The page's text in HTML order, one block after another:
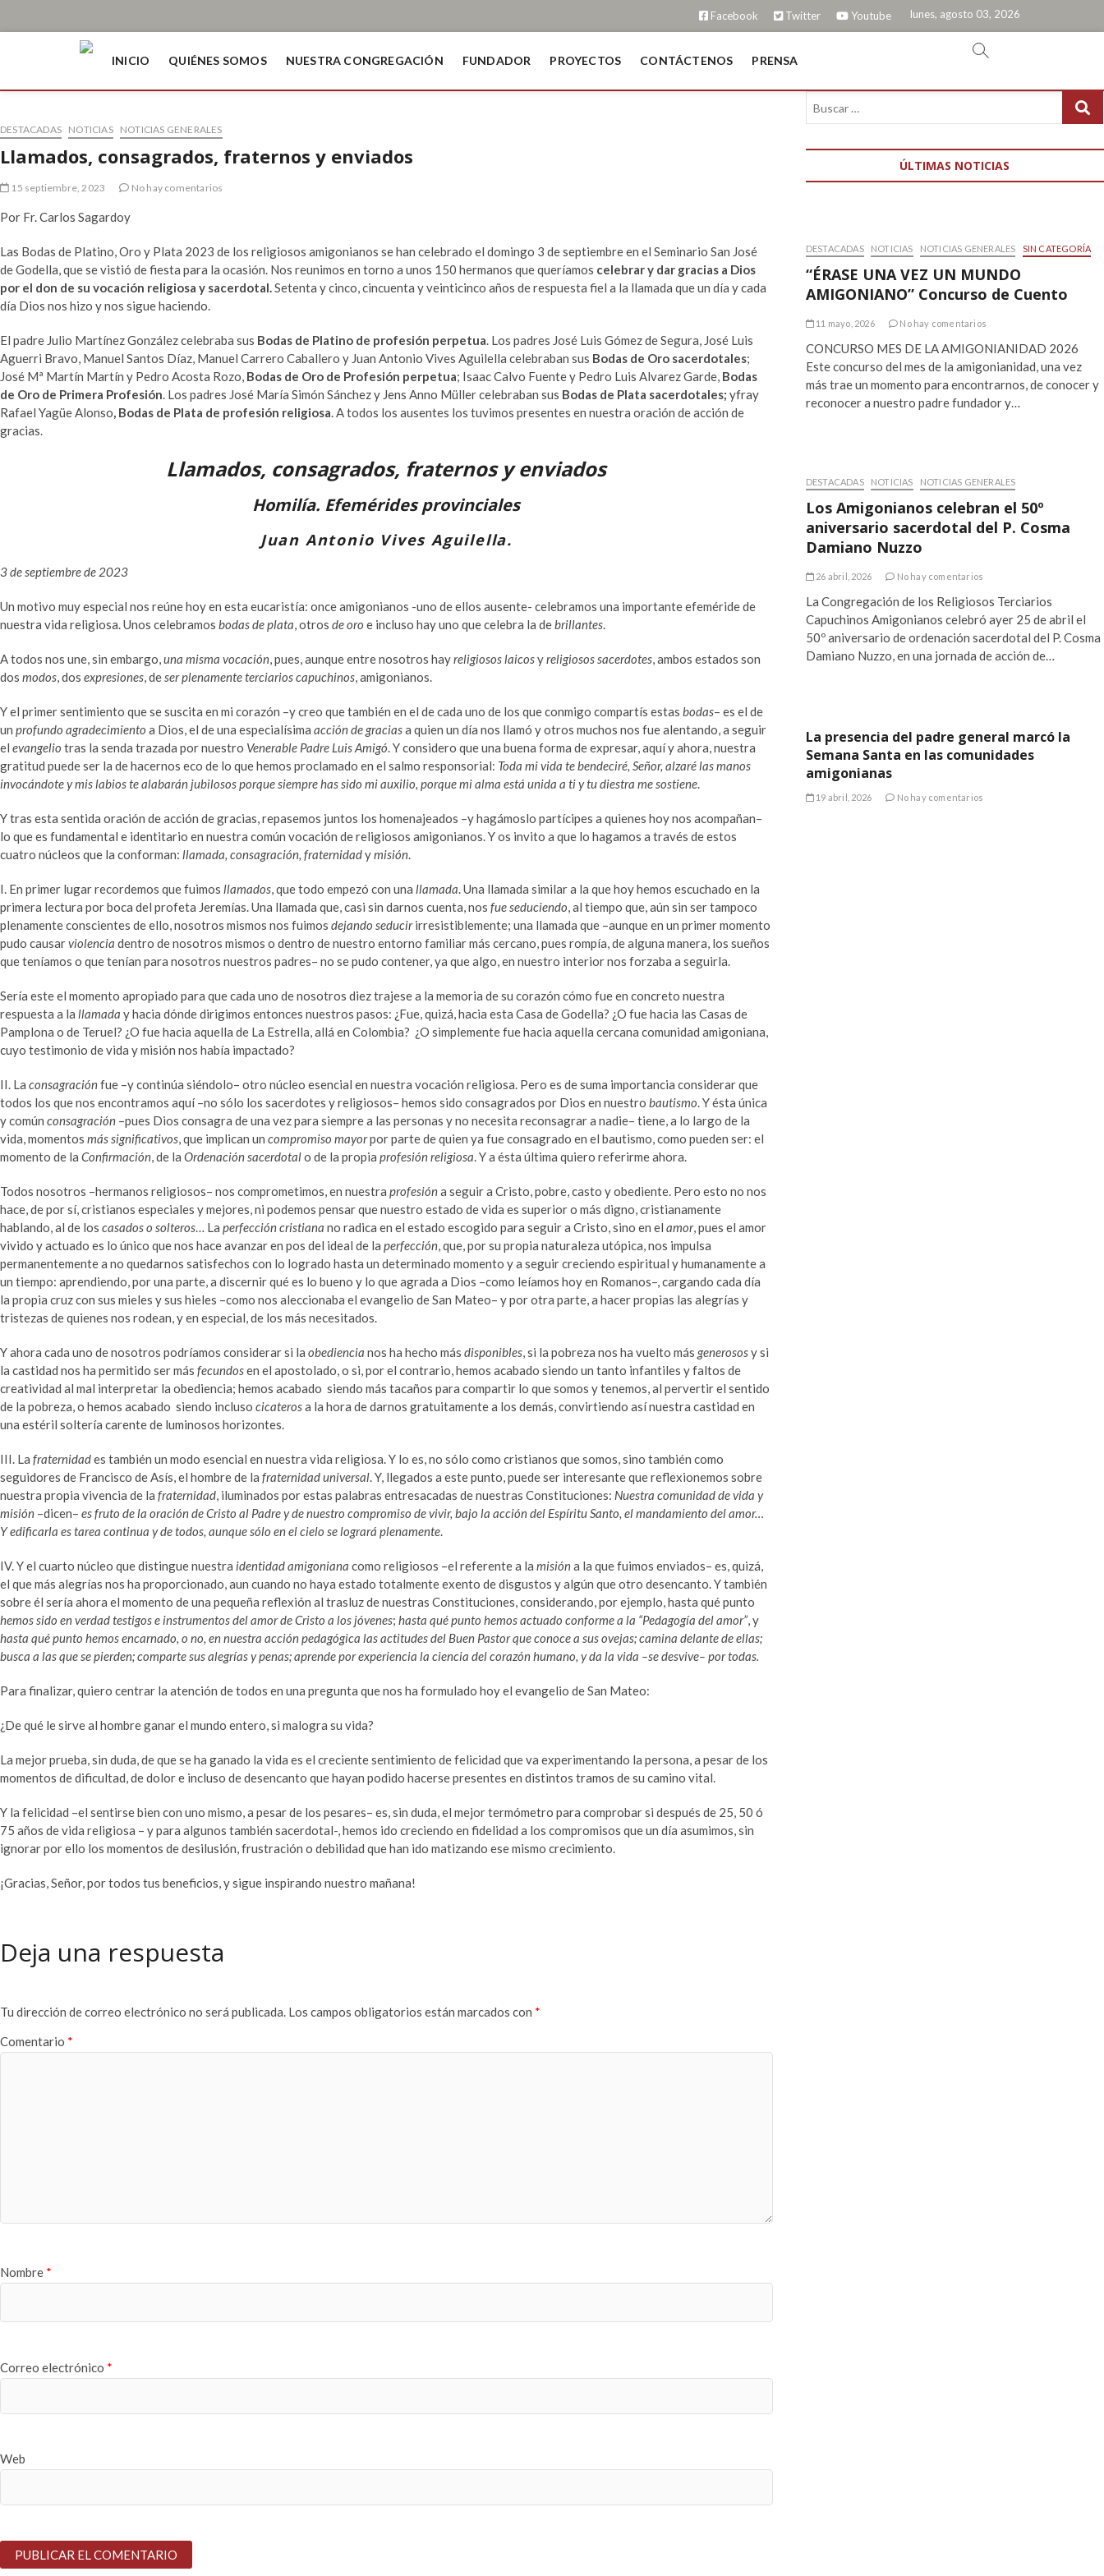
lunes, agosto 03, 2026
Facebook Twitter Youtube
INICIO QUIÉNES SOMOS NUESTRA CONGREGACIÓN FUNDADOR PROYECTOS CONTÁCTENOS PRENSA
DESTACADAS NOTICIAS NOTICIAS GENERALES
Llamados, consagrados, fraternos y enviados
15 septiembre, 2023 No hay comentarios
Por Fr. Carlos Sagardoy
Las Bodas de Platino, Oro y Plata 2023 de los religiosos amigonianos se han celebrado el domingo 3 de septiembre en el Seminario San José
de Godella, que se vistió de fiesta para la ocasión. Nos reunimos en torno a unos 150 hermanos que queríamos celebrar y dar gracias a Dios
por el don de su vocación religiosa y sacerdotal.Setenta y cinco, cincuenta y veinticinco años de respuesta fiel a la llamada que un día y cada
día Dios nos hizo y nos sigue haciendo.
El padre Julio Martínez González celebraba sus Bodas de Platino de profesión perpetua. Los padres José Luis Gómez de Segura, José Luis
Aguerri Bravo, Manuel Santos Díaz, Manuel Carrero Caballero y Juan Antonio Vives Aguilella celebraban sus Bodas de Oro sacerdotales;
José Mª Martín Martín y Pedro Acosta Rozo, Bodas de Oro de Profesión perpetua; Isaac Calvo Fuente y Pedro Luis Alvarez Garde, Bodas
de Oro de Primera Profesión. Los padres José María Simón Sánchez y Jens Anno Müller celebraban sus Bodas de Plata sacerdotales; yfray
Rafael Yagüe Alonso, Bodas de Plata de profesión religiosa. A todos los ausentes los tuvimos presentes en nuestra oración de acción de
gracias.
Llamados, consagrados, fraternos y enviados
Homilía. Efemérides provinciales
Juan Antonio Vives Aguilella.
3 de septiembre de 2023
Un motivo muy especial nos reúne hoy en esta eucaristía: once amigonianos -uno de ellos ausente- celebramos una importante efeméride de
nuestra vida religiosa. Unos celebramos bodas de plata, otros de oro e incluso hay uno que celebra la debrillantes.
A todos nos une, sin embargo,una misma vocación, pues, aunque entre nosotros hayreligiosos laicosyreligiosos sacerdotes, ambos estados son
dos modos, dos expresiones, deser plenamente terciarios capuchinos, amigonianos.
Y el primer sentimiento que se suscita en mi corazón –y creo que también en el de cada uno de los que conmigo compartís estas bodas– es el de
un profundo agradecimiento a Dios, el de una especialísima acción de graciasa quien un día nos llamó y otros muchos nos fue alentando, a seguir
el evangelio tras la senda trazada por nuestro Venerable Padre Luis Amigó. Y considero que una buena forma de expresar, aquí y ahora, nuestra
gratitud puede ser la de hacernos eco de lo que hemos proclamado en el salmo responsorial: Toda mi vida te bendeciré, Señor, alzaré las manos
invocándote y mis labios te alabarán jubilosos porque siempre has sido mi auxilio, porque mi alma está unida a ti y tu diestra me sostiene.
Y tras esta sentida oración de acción de gracias, repasemos juntos los homenajeados –y hagámoslo partícipes a quienes hoy nos acompañan–
lo que es fundamental e identitario en nuestra común vocación de religiosos amigonianos. Y os invito a que lo hagamos a través de estos
cuatro núcleos que la conforman: llamada, consagración, fraternidadymisión.
I. En primer lugar recordemos que fuimos llamados, que todo empezó con una llamada. Una llamada similar a la que hoy hemos escuchado en la
primera lectura por boca del profeta Jeremías. Una llamada que, casi sin darnos cuenta, nos fue seduciendo, al tiempo que, aún sin ser tampoco
plenamente conscientes de ello, nosotros mismos nos fuimos dejando seducirirresistiblemente; una llamada que –aunque en un primer momento
pudo causarviolencia dentro de nosotros mismos o dentro de nuestro entorno familiar más cercano, pues rompía, de alguna manera, los sueños
que teníamos o que tenían para nosotros nuestros padres– no se pudo contener, ya que algo, en nuestro interior nos forzaba a seguirla.
Sería este el momento apropiado para que cada uno de nosotros diez trajese a la memoria de su corazón cómo fue en concreto nuestra
respuesta a la llamada y hacia dónde dirigimos entonces nuestros pasos: ¿Fue, quizá, hacia esta Casa de Godella? ¿O fue hacia las Casas de
Pamplona o de Teruel? ¿O fue hacia aquella de La Estrella, allá en Colombia? ¿O simplemente fue hacia aquella cercana comunidad amigoniana,
cuyo testimonio de vida y misión nos había impactado?
II. La consagraciónfue –y continúa siéndolo– otro núcleo esencial en nuestra vocación religiosa. Pero es de suma importancia considerar que
todos los que nos encontramos aquí –no sólo los sacerdotes y religiosos– hemos sido consagrados por Dios en nuestro bautismo. Y ésta única
y común consagración –pues Dios consagra de una vez para siempre a las personas y no necesita reconsagrar a nadie– tiene, a lo largo de la
vida, momentos más significativos, que implican un compromiso mayorpor parte de quien ya fue consagrado en el bautismo, como pueden ser: el
momento de la Confirmación, de la Ordenación sacerdotalo de la propia profesión religiosa. Y a ésta última quiero referirme ahora.
Todos nosotros –hermanos religiosos– nos comprometimos, en nuestra profesióna seguir a Cristo, pobre, casto y obediente. Pero esto no nos
hace, de por sí, cristianos especiales y mejores, ni podemos pensar que nuestro estado de vida es superior o más digno, cristianamente
hablando, al de los casados o solteros… La perfección cristiana no radica en el estado escogido para seguir a Cristo, sino en el amor, pues el amor
vivido y actuado es lo único que nos hace avanzar en pos del ideal de la perfección, que, por su propia naturaleza utópica, nos impulsa
permanentemente a no quedarnos satisfechos con lo logrado hasta un determinado momento y a seguir creciendo espiritual y humanamente a
un tiempo: aprendiendo, por una parte, a discernir qué es lo bueno y lo que agrada a Dios –como leíamos hoy en Romanos–, cargando cada día
la propia cruz con sus mieles y sus hieles –como nos aleccionaba el evangelio de San Mateo– y por otra parte, a hacer propias las alegrías y
tristezas de quienes nos rodean, y en especial, de los más necesitados.
Y ahora cada uno de nosotros podríamos considerar si la obediencia nos ha hecho más disponibles, si la pobreza nos ha vuelto más generososy si
la castidad nos ha permitido ser más fecundosen el apostolado, o si, por el contrario, hemos acabado siendo un tanto infantiles y faltos de
creatividad al mal interpretar la obediencia; hemos acabado siendo más tacaños para compartir lo que somos y tenemos, al pervertir el sentido
de la pobreza, o hemos acabado siendo incluso cicaterosa la hora de darnos gratuitamente a los demás, convirtiendo así nuestra castidad en
una estéril soltería carente de luminosos horizontes.
III. La fraternidades también un modo esencial en nuestra vida religiosa. Y lo es, no sólo como cristianos que somos, sino también como
seguidores de Francisco de Asís, el hombre de la fraternidad universal. Y, llegados a este punto, puede ser interesante que reflexionemos sobre
nuestra propia vivencia de la fraternidad, iluminados por estas palabras entresacadas de nuestras Constituciones: Nuestra comunidad de vida y
misión –dicen– es fruto de la oración de Cristo al Padre y de nuestro compromiso de vivir, bajo la acción del Espíritu Santo, el mandamiento del amor…
Y edificarla es tarea continua y de todos, aunque sólo en el cielo se logrará plenamente.
IV. Y el cuarto núcleo que distingue nuestra identidad amigoniana como religiosos –el referente a la misióna la que fuimos enviados– es, quizá,
el que más alegrías nos ha proporcionado, aun cuando no haya estado totalmente exento de disgustos y algún que otro desencanto. Y también
sobre él sería ahora el momento de una pequeña reflexión al trasluz de nuestras Constituciones, considerando, por ejemplo, hasta qué punto
hemos sido en verdad testigos e instrumentos del amor de Cristo a los jóvenes; hasta qué punto hemos actuado conforme a la “Pedagogía del amor”, y
hasta qué punto hemos encarnado, o no, en nuestra acción pedagógica las actitudes del Buen Pastor que conoce a sus ovejas; camina delante de ellas;
busca a las que se pierden; comparte sus alegrías y penas; aprende por experiencia la ciencia del corazón humano, y da la vida –se desvive– por todas.
Para finalizar, quiero centrar la atención de todos en una pregunta que nos ha formulado hoy el evangelio de San Mateo:
¿De qué le sirve al hombre ganar el mundo entero, si malogra su vida?
La mejor prueba, sin duda, de que se ha ganado la vida es el creciente sentimiento de felicidad que va experimentando la persona, a pesar de los
momentos de dificultad, de dolor e incluso de desencanto que hayan podido hacerse presentes en distintos tramos de su camino vital.
Y la felicidad –el sentirse bien con uno mismo, a pesar de los pesares– es, sin duda, el mejor termómetro para comprobar si después de 25, 50 ó
75 años de vida religiosa – y para algunos también sacerdotal-, hemos ido creciendo en fidelidad a los compromisos que un día asumimos, sin
ignorar por ello los momentos de desilusión, frustración o debilidad que han ido matizando ese mismo crecimiento.
¡Gracias, Señor, por todos tus beneficios, y sigue inspirando nuestro mañana!
Deja una respuesta
Tu dirección de correo electrónico no será publicada. Los campos obligatorios están marcados con *
Comentario *
Nombre *
Correo electrónico *
Web
ÚLTIMAS NOTICIAS
DESTACADAS NOTICIAS NOTICIAS GENERALES SIN CATEGORÍA
“ÉRASE UNA VEZ UN MUNDO
AMIGONIANO” Concurso de Cuento
11 mayo, 2026 No hay comentarios
CONCURSO MES DE LA AMIGONIANIDAD 2026
Este concurso del mes de la amigonianidad, una vez
más trae un momento para encontrarnos, de conocer y
reconocer a nuestro padre fundador y…
DESTACADAS NOTICIAS NOTICIAS GENERALES
Los Amigonianos celebran el 50º
aniversario sacerdotal del P. Cosma
Damiano Nuzzo
26 abril, 2026 No hay comentarios
La Congregación de los Religiosos Terciarios
Capuchinos Amigonianos celebró ayer 25 de abril el
50º aniversario de ordenación sacerdotal del P. Cosma
Damiano Nuzzo, en una jornada de acción de…
La presencia del padre general marcó la
Semana Santa en las comunidades
amigonianas
19 abril, 2026 No hay comentarios